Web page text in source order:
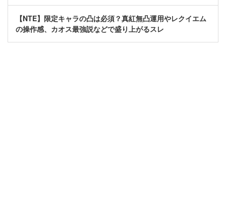
【NTE】限定キャラの凸は必須？真紅無凸運用やレクイエム
の操作感、カオス最強説などで盛り上がるスレ